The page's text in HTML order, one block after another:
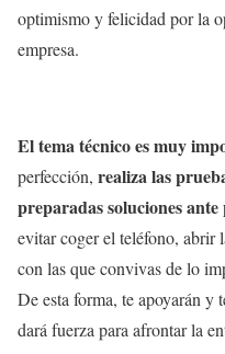
optimismo y felicidad por la
empresa.
El tema técnico es muy
perfección, realiza las
preparadas soluciones
evitar coger el teléfono, abrir
con las que convivas de lo
De esta forma, te apoyarán y
dará fuerza para afrontar la